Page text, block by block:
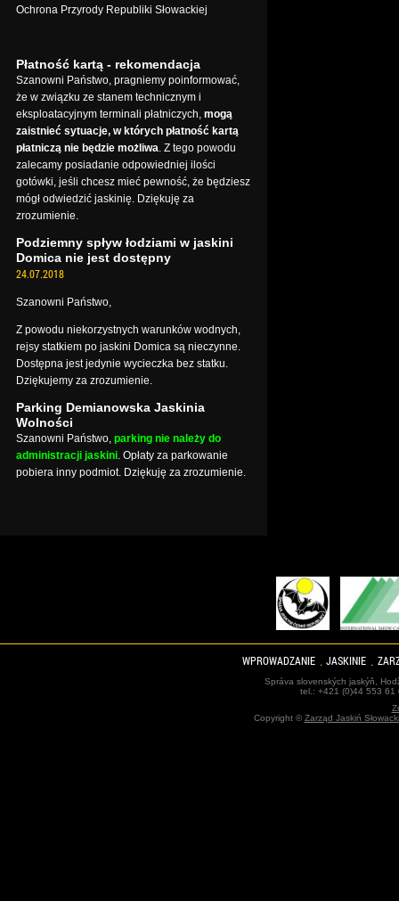
Ochrona Przyrody Republiki Słowackiej
Płatność kartą - rekomendacja
Szanowni Państwo, pragniemy poinformować,
że w związku ze stanem technicznym i
eksploatacyjnym terminali płatniczych, mogą
zaistnieć sytuacje, w których płatność kartą
płatniczą nie będzie możliwa. Z tego powodu
zalecamy posiadanie odpowiedniej ilości
gotówki, jeśli chcesz mieć pewność, że będziesz
mógł odwiedzić jaskinię. Dziękuję za
zrozumienie.
Podziemny spływ łodziami w jaskini
Domica nie jest dostępny
24.07.2018
Szanowni Państwo,
Z powodu niekorzystnych warunków wodnych,
rejsy statkiem po jaskini Domica są nieczynne.
Dostępna jest jedynie wycieczka bez statku.
Dziękujemy za zrozumienie.
Parking Demianowska Jaskinia
Wolności
Szanowni Państwo, parking nie należy do
administracji jaskini. Opłaty za parkowanie
pobiera inny podmiot. Dziękuję za zrozumienie.
WPROWADZANIE JASKINIE
Správa slovenských jaskýň,
tel.: +421 (0)44 553
Copyright ©Zarząd Jaskiń